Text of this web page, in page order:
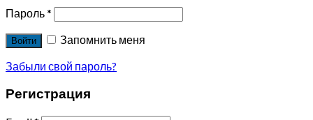
Пароль*
Войти
Запомнить меня
Забыли свой пароль?
Регистрация